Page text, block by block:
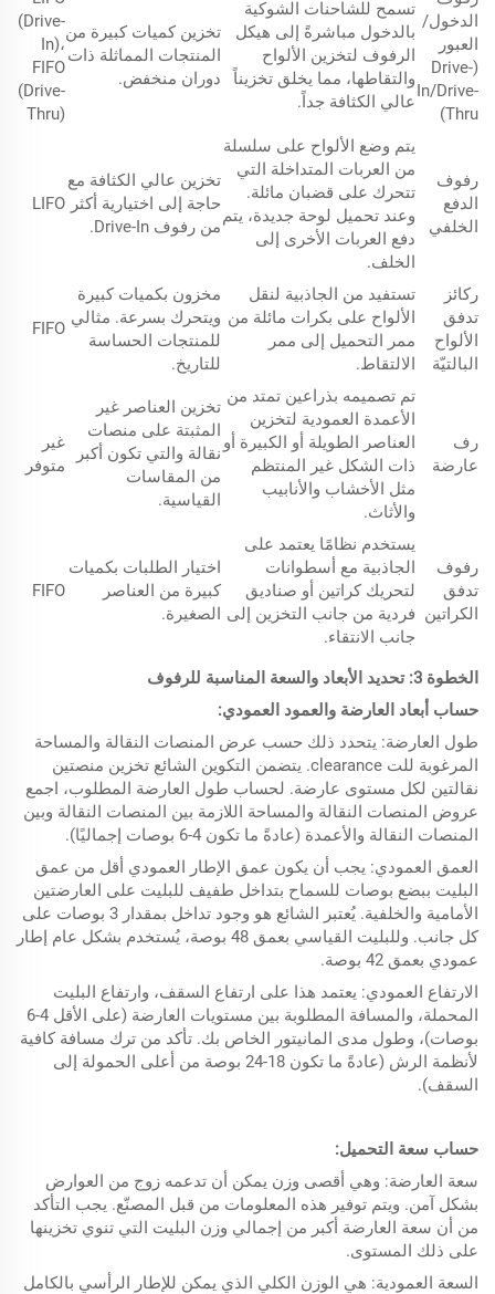
الدخول/
العبور
(Drive-
In/Drive-
Thru)
تسمح للشاحنات الشوكية
بالدخول مباشرةً إلى هيكل
الرفوف لتخزين الألواح
والتقاطها، مما يخلق تخزيناً
عالي الكثافة جداً.
تخزين كميات كبيرة من
المنتجات المماثلة ذات
دوران منخفض.
(Drive-
In)،
FIFO
(Drive-
Thru)
رفوف
الدفع
الخلفي
يتم وضع الألواح على سلسلة
من العربات المتداخلة التي
تتحرك على قضبان مائلة.
وعند تحميل لوحة جديدة، يتم
دفع العربات الأخرى إلى
الخلف.
تخزين عالي الكثافة مع
حاجة إلى اختيارية أكثر
من رفوف Drive-In.
LIFO
ركائز
تدفق
الألواح
البالتيّة
تستفيد من الجاذبية لنقل
الألواح على بكرات مائلة من
ممر التحميل إلى ممر
الالتقاط.
مخزون بكميات كبيرة
ويتحرك بسرعة. مثالي
للمنتجات الحساسة
للتاريخ.
FIFO
رف
عارضة
تم تصميمه بذراعين تمتد من
الأعمدة العمودية لتخزين
العناصر الطويلة أو الكبيرة أو
ذات الشكل غير المنتظم
مثل الأخشاب والأنابيب
والأثاث.
تخزين العناصر غير
المثبتة على منصات
نقالة والتي تكون أكبر
من المقاسات
القياسية.
غير
متوفر
رفوف
تدفق
الكراتين
يستخدم نظامًا يعتمد على
الجاذبية مع أسطوانات
لتحريك كراتين أو صناديق
فردية من جانب التخزين إلى
جانب الانتقاء.
اختيار الطلبات بكميات
كبيرة من العناصر
الصغيرة.
FIFO
الخطوة 3:
تحديد الأبعاد والسعة المناسبة للرفوف
حساب أبعاد العارضة والعمود العمودي:
طول العارضة: يتحدد ذلك حسب عرض المنصات النقالة والمساحة
المرغوبة للت clearance. يتضمن التكوين الشائع تخزين منصتين
نقالتين لكل مستوى عارضة. لحساب طول العارضة المطلوب، اجمع
عروض المنصات النقالة والمساحة اللازمة بين المنصات النقالة وبين
المنصات النقالة والأعمدة (عادةً ما تكون 4-6 بوصات إجماليًا).
العمق العمودي: يجب أن يكون عمق الإطار العمودي أقل من عمق
البليت ببضع بوصات للسماح بتداخل طفيف للبليت على العارضتين
الأمامية والخلفية. يُعتبر الشائع هو وجود تداخل بمقدار 3 بوصات على
كل جانب. وللبليت القياسي بعمق 48 بوصة، يُستخدم بشكل عام إطار
عمودي بعمق 42 بوصة.
الارتفاع العمودي: يعتمد هذا على ارتفاع السقف، وارتفاع البليت
المحملة، والمسافة المطلوبة بين مستويات العارضة (على الأقل 4-6
بوصات)، وطول مدى المانيتور الخاص بك. تأكد من ترك مسافة كافية
لأنظمة الرش (عادةً ما تكون 18-24 بوصة من أعلى الحمولة إلى
السقف).
حساب سعة التحميل:
سعة العارضة: وهي أقصى وزن يمكن أن تدعمه زوج من العوارض
بشكل آمن. ويتم توفير هذه المعلومات من قبل المصنّع. يجب التأكد
من أن سعة العارضة أكبر من إجمالي وزن البليت التي تنوي تخزينها
على ذلك المستوى.
السعة العمودية: هي الوزن الكلي الذي يمكن للإطار الرأسي بالكامل